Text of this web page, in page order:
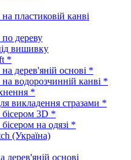
пластиковій канві
дереву
вишивку
*
дерев'яній основі *
водорозчинній канві *
*
викладення стразами *
3D *
на одязі *
(Україна)
дерев'яній основі